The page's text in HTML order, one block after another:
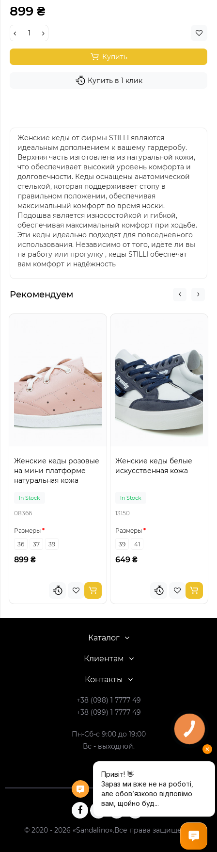
899 ₴
Купить
Купить в 1 клик
Женские кеды от фирмы STILLI являются
идеальным дополнением к вашему гардеробу.
Верхняя часть изготовлена из натуральной кожи,
что обеспечивает высокий уровень комфорта и
долговечности. Кеды оснащены анатомической
стелькой, которая поддерживает стопу в
правильном положении, обеспечивая
максимальный комфорт во время носки.
Подошва является износостойкой и гибкой,
обеспечивая максимальный комфорт при ходьбе.
Эти кеды идеально подходят для повседневного
использования. Независимо от того, идёте ли вы
на работу или прогулку , кеды STILLI обеспечат
вам комфорт и надёжность
Рекомендуем
Женские кеды розовые
на мини платформе
натуральная кожа
In Stock
08366
Размеры
36
37 39
899 ₴
Женские кеды белые
искусственная кожа
In Stock
13150
Размеры
39
41
649 ₴
Каталог
Клиентам
Контакты
+38 (098) 1 7777 49
+38 (099) 1 7777 49
Пн-Сб-с 9:00 до 19:00
Вс - выходной.
© 2020 - 2026 «Sandalino».Все права защищены.